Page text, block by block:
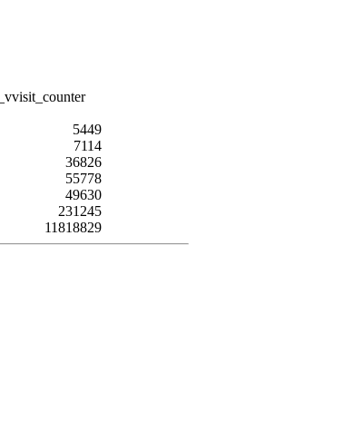
5449
7114
36826
55778
49630
231245
11818829